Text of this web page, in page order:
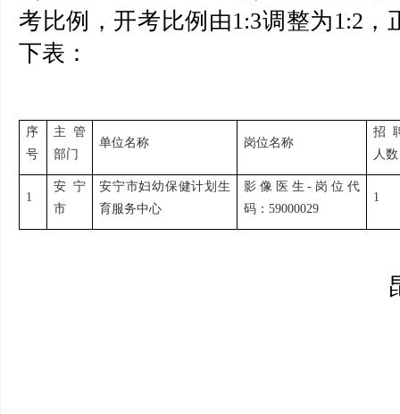
考比例，开考比例由1:3调整为1:2
下表：
序
号
主管
部门
单位名称 岗位名称
招
人数
1
安宁
市
安宁市妇幼保健计划生
育服务中心
影像医生-岗位代
码：59000029
1